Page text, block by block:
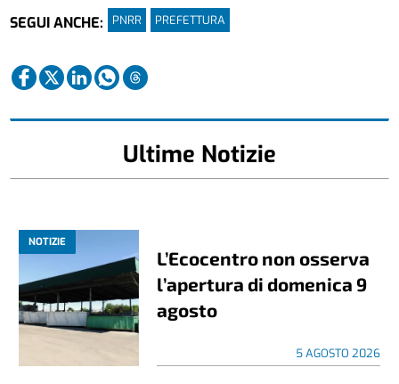
SEGUI ANCHE:
PNRR PREFETTURA
Ultime Notizie
NOTIZIE
L’Ecocentro non osserva
l’apertura di domenica 9
agosto
5 AGOSTO 2026